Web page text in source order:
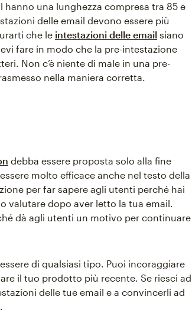
una lunghezza compresa tra 85 e
delle email devono essere più
che le intestazioni delle email siano
fare in modo che la pre-intestazione
Non c’è niente di male in una pre-
nella maniera corretta.
debba essere proposta solo alla fine
molto efficace anche nel testo della
per far sapere agli utenti perché hai
valutare dopo aver letto la tua email.
dà agli utenti un motivo per continuare
di qualsiasi tipo. Puoi incoraggiare
il tuo prodotto più recente. Se riesci ad
delle tue email e a convincerli ad